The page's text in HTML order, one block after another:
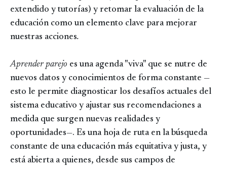
extendido y tutorías) y retomar la evaluación de la
educación como un elemento clave para mejorar
nuestras acciones.
Aprender parejo es una agenda "viva" que se nutre de
nuevos datos y conocimientos de forma constante —
esto le permite diagnosticar los desafíos actuales del
sistema educativo y ajustar sus recomendaciones a
medida que surgen nuevas realidades y
oportunidades—. Es una hoja de ruta en la búsqueda
constante de una educación más equitativa y justa, y
está abierta a quienes, desde sus campos de